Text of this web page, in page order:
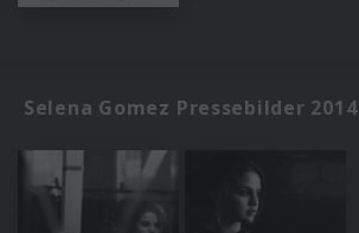
Selena Gomez Pressebilder 2014